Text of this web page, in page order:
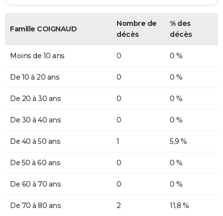
Famille COIGNAUD
Nombre de
décès
% des
décès
Moins de 10 ans 0 0 %
De 10 à 20 ans 0 0 %
De 20 à 30 ans 0 0 %
De 30 à 40 ans 0 0 %
De 40 à 50 ans 1 5,9 %
De 50 à 60 ans 0 0 %
De 60 à 70 ans 0 0 %
De 70 à 80 ans 2 11,8 %